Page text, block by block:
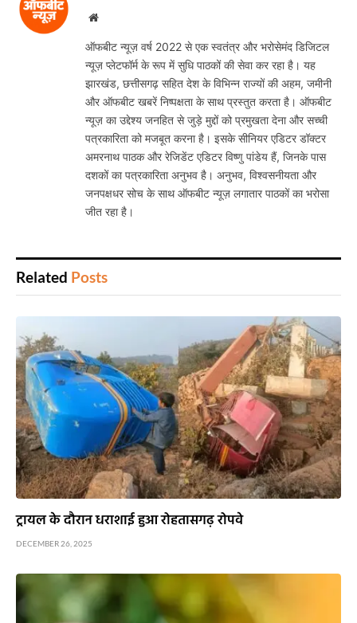
Website
ऑफबीट न्यूज़ वर्ष 2022 से एक स्वतंत्र और भरोसेमंद डिजिटल
न्यूज़ प्लेटफॉर्म के रूप में सुधि पाठकों की सेवा कर रहा है। यह
झारखंड, छत्तीसगढ़ सहित देश के विभिन्न राज्यों की अहम, जमीनी
और ऑफबीट खबरें निष्पक्षता के साथ प्रस्तुत करता है। ऑफबीट
न्यूज़ का उद्देश्य जनहित से जुड़े मुद्दों को प्रमुखता देना और सच्ची
पत्रकारिता को मजबूत करना है। इसके सीनियर एडिटर डॉक्टर
अमरनाथ पाठक और रेजिडेंट एडिटर विष्णु पांडेय हैं, जिनके पास
दशकों का पत्रकारिता अनुभव है। अनुभव, विश्वसनीयता और
जनपक्षधर सोच के साथ ऑफबीट न्यूज़ लगातार पाठकों का भरोसा
जीत रहा है।
Related Posts
ट्रायल के दौरान धराशाई हुआ रोहतासगढ़ रोपवे
DECEMBER 26, 2025